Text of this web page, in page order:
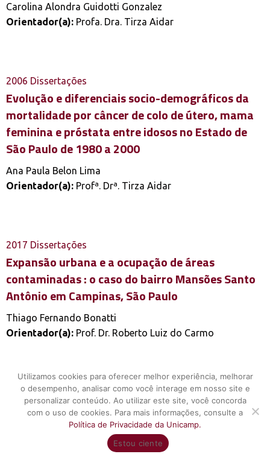
Carolina Alondra Guidotti Gonzalez
Orientador(a): Profa. Dra. Tirza Aidar
2006 Dissertações
Evolução e diferenciais socio-demográficos da
mortalidade por câncer de colo de útero, mama
feminina e próstata entre idosos no Estado de
São Paulo de 1980 a 2000
Ana Paula Belon Lima
Orientador(a): Profª. Drª. Tirza Aidar
2017 Dissertações
Expansão urbana e a ocupação de áreas
contaminadas : o caso do bairro Mansões Santo
Antônio em Campinas, São Paulo
Thiago Fernando Bonatti
Orientador(a): Prof. Dr. Roberto Luiz do Carmo
UNICAMP - Universidade Estadual de Campinas - Núcleo de Estudos
de População "Elza Berquó" - Todos os direitos reservados
Utilizamos cookies para oferecer melhor experiência, melhorar
o desempenho, analisar como você interage em nosso site e
personalizar conteúdo. Ao utilizar este site, você concorda
com o uso de cookies. Para mais informações, consulte a
Política de Privacidade da Unicamp.
Estou ciente